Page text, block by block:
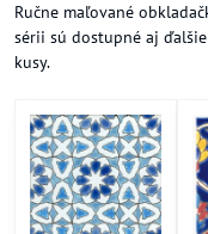
Ručne maľované
sérii sú dostupné aj
kusy.